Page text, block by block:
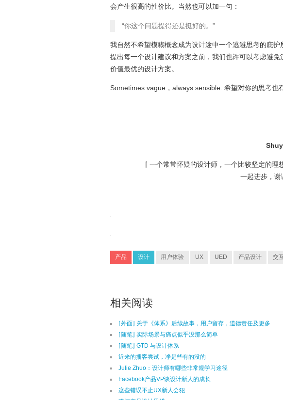
会产生很高的性价比。当然也可以加一句：
“你这个问题提得还是挺好的。”
我自然不希望模糊概念成为设计途中一个逃避思考的庇
提出每一个设计建议和方案之前，我们也许可以考虑避
价值最优的设计方案。
Sometimes vague，always sensible. 希望对你的思考也
⌈ 一个常常怀疑的设计师，一个比较坚定的理
一起进步，谢
产品 设计 用户体验 UX UED 产品设计 交
相关阅读
⌈外面⌋ 关于《体系》后续故事，用户留存，道德责任及更多
⌈随笔⌋ 实际场景与痛点似乎没那么简单
⌈随笔⌋ GTD 与设计体系
近来的播客尝试，净是些有的没的
Julie Zhuo：设计师有哪些非常规学习途径
Facebook产品VP谈设计新人的成长
这些错误不止UX新人会犯